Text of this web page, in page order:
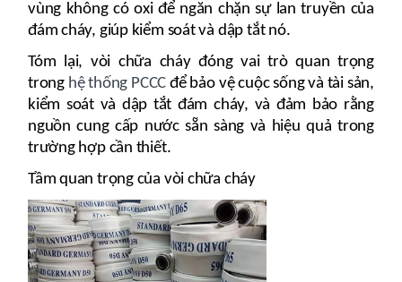
vùng không có oxi để ngăn chặn sự lan truyền của
đám cháy, giúp kiểm soát và dập tắt nó.
Tóm lại, vòi chữa cháy đóng vai trò quan trọng
trong hệ thống PCCC để bảo vệ cuộc sống và tài sản,
kiểm soát và dập tắt đám cháy, và đảm bảo rằng
nguồn cung cấp nước sẵn sàng và hiệu quả trong
trường hợp cần thiết.
Tầm quan trọng của vòi chữa cháy